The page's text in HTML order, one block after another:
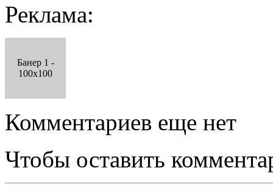
Реклама:
Банер 1 -
100x100
Комментариев еще нет
Чтобы оставить